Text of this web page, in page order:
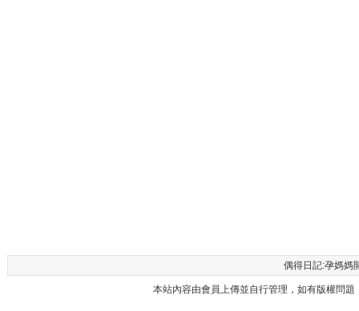
偶得日記:孕媽媽
本站內容由會員上傳並自行管理，如有版權問